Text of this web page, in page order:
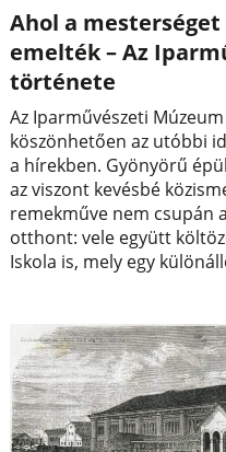
Ahol a
emelték – Az
története
Az Iparművészeti
köszönhetően az utóbbi
a hírekben. Gyönyörű
az viszont kevésbé
remekműve nem csupán
otthont: vele együtt
Iskola is, mely egy